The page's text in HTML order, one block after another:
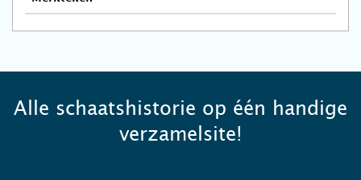
Alle schaatshistorie op één handige
verzamelsite!